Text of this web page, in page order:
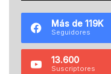
Más de 119K
Seguidores
13.600
Suscriptores